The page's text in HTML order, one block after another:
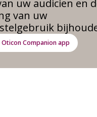
uw audicien en
van uw
Companion app